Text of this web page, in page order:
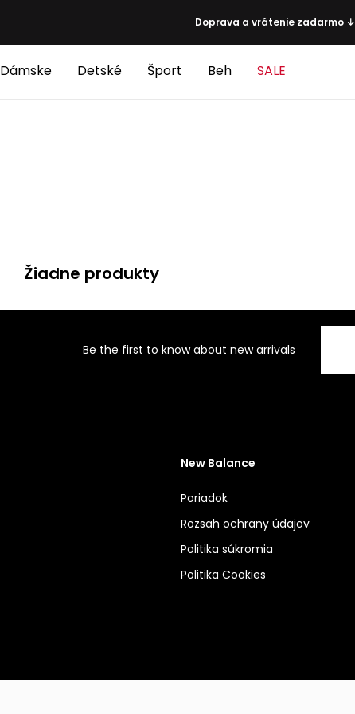
Doprava a vrátenie zadarmo ↓
Dámske Detské Šport Beh SALE
Žiadne produkty
Be the first to know about new arrivals
New Balance
Poriadok
Rozsah ochrany údajov
Politika súkromia
Politika Cookies